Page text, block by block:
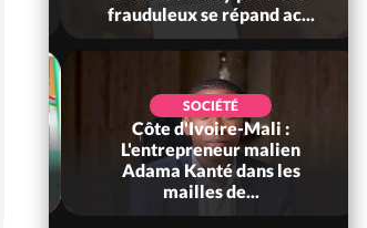
frauduleux se répand ac...
SOCIÉTÉ
Côte d'Ivoire-Mali :
L'entrepreneur malien
Adama Kanté dans les
mailles de...